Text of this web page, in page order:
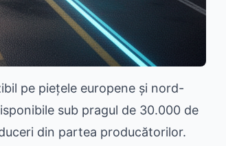
pe piețele europene și nord-
sub pragul de 30.000 de
din partea producătorilor.